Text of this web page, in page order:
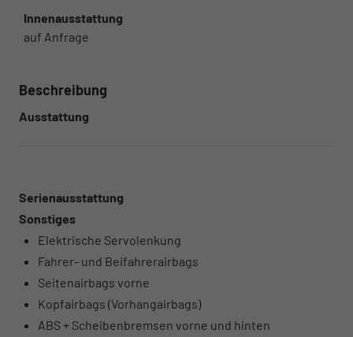
Innenausstattung
auf Anfrage
Beschreibung
Ausstattung
Serienausstattung
Sonstiges
Elektrische Servolenkung
Fahrer- und Beifahrerairbags
Seitenairbags vorne
Kopfairbags (Vorhangairbags)
ABS + Scheibenbremsen vorne und hinten